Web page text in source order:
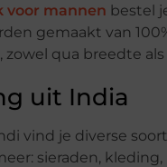
voor mannen bestel
gemaakt van
qua breedte
uit India
vind je diverse
sieraden,